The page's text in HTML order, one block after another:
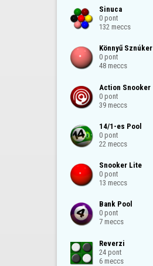
Sinuca
0 pont
132 meccs
Könnyű Sznúker
0 pont
48 meccs
Action Snooker
0 pont
39 meccs
14/1-es Pool
0 pont
22 meccs
Snooker Lite
0 pont
13 meccs
Bank Pool
0 pont
7 meccs
Reverzi
24 pont
6 meccs